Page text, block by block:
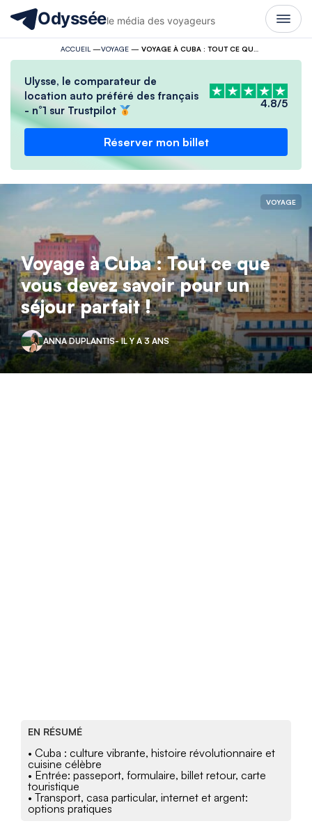
Odysséele média des voyageurs
ACCUEIL —VOYAGE—
Ulysse, le comparateur de
location auto préféré des français
- n°1 sur Trustpilot
4.8/5
Réserver mon billet
VOYAGE
Voyage à Cuba : Tout ce que
vous devez savoir pour un
séjour parfait !
ANNA DUPLANTIS- IL Y A 3 ANS
EN RÉSUMÉ
• Cuba : culture vibrante, histoire révolutionnaire et
cuisine célèbre
• Entrée: passeport, formulaire, billet retour, carte
touristique
• Transport, casa particular, internet et argent:
options pratiques